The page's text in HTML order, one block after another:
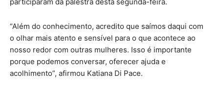
“Além do conhecimento, acredito que saímos daqui com
o olhar mais atento e sensível para o que acontece ao
nosso redor com outras mulheres. Isso é importante
porque podemos conversar, oferecer ajuda e
acolhimento”, afirmou Katiana Di Pace.